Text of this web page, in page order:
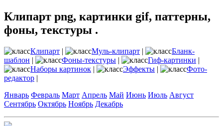
Клипарт png, картинки gif, паттерны,
фоны, текстуры .
Клипарт | Муль-клипарт |
Бланк-
шаблон | Фоны-текстуры | Гиф-картинки |
Наборы картинок | Эффекты |
Фото-
редактор |
Январь Февраль Март Апрель Май Июнь Июль Август
Сентябрь Октябрь Ноябрь Декабрь